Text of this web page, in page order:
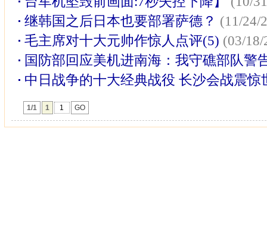
继韩国之后日本也要部署萨德？ (11/24/
毛主席对十大元帅作惊人点评(5) (03/
国防部回应美机进南海：我守礁部队警
中日战争的十大经典战役 长沙会战震惊
1/1 1 GO